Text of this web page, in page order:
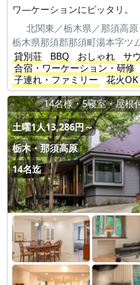
ワ―ケーションにピッタリ。
北関東／栃木県／那須高原
栃木県那須郡那須町湯本字ツ
貸別荘
BBQ おしゃれ
サ
合宿・ワーケーション・研修
子連れ・ファミリー
花火OK
14名様・5寝室・屋根
土曜1人13,286円～
栃木・那須高原
14名迄